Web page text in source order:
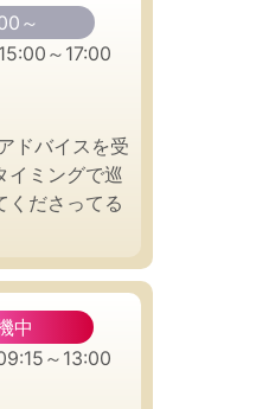
～
～17:00
ドバイスを受
イミングで巡
くださってる
中
～13:00